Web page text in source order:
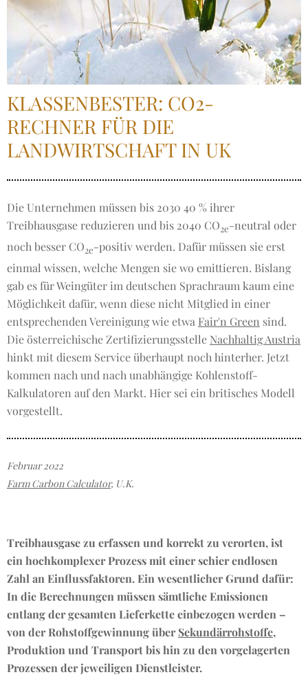
KLASSENBESTER: CO2-
RECHNER FÜR DIE
LANDWIRTSCHAFT IN UK
Die Unternehmen müssen bis 2030 40 % ihrer
Treibhausgase reduzieren und bis 2040 CO2e-neutral oder
noch besser CO2e-positiv werden. Dafür müssen sie erst
einmal wissen, welche Mengen sie wo emittieren. Bislang
gab es für Weingüter im deutschen Sprachraum kaum eine
Möglichkeit dafür, wenn diese nicht Mitglied in einer
entsprechenden Vereinigung wie etwa Fair'n Green sind.
Die österreichische Zertifizierungsstelle Nachhaltig Austria
hinkt mit diesem Service überhaupt noch hinterher. Jetzt
kommen nach und nach unabhängige Kohlenstoff-
Kalkulatoren auf den Markt. Hier sei ein britisches Modell
vorgestellt.
Februar 2022
Farm Carbon Calculator, U.K.
Treibhausgase zu erfassen und korrekt zu verorten, ist
ein hochkomplexer Prozess mit einer schier endlosen
Zahl an Einflussfaktoren. Ein wesentlicher Grund dafür:
In die Berechnungen müssen sämtliche Emissionen
entlang der gesamten Lieferkette einbezogen werden –
von der Rohstoffgewinnung überSekundärrohstoffe,
Produktion und Transport bis hin zu den vorgelagerten
Prozessen der jeweiligen Dienstleister.